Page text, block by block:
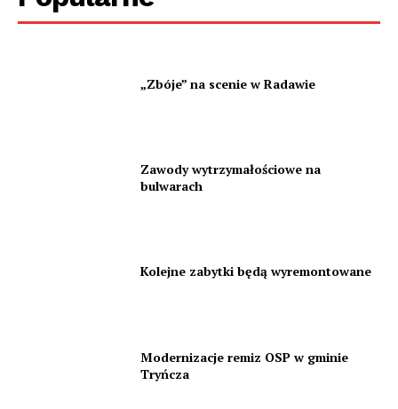
„Zbóje” na scenie w Radawie
Zawody wytrzymałościowe na
bulwarach
Kolejne zabytki będą wyremontowane
Modernizacje remiz OSP w gminie
Tryńcza